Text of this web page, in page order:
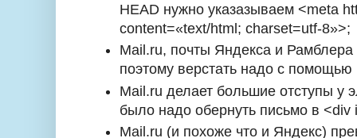
HEAD нужно указазываем <meta
content=«text/html; charset=utf-8»>;
Mail.ru, почты Яндекса и
поэтому верстать надо с помощью
Mail.ru делает большие отступы у
было надо обернуть письмо в <div
Mail.ru (и похоже что и Яндекс)